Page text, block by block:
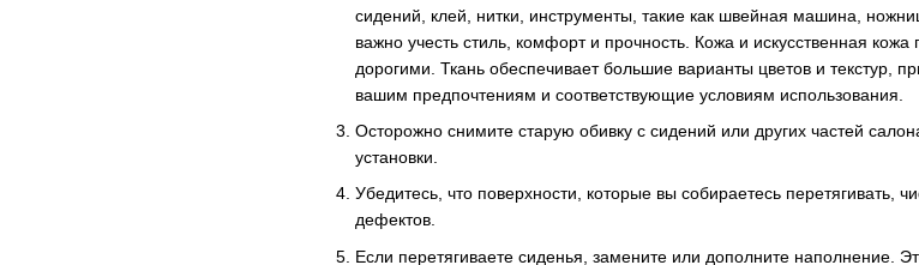
сидений, клей, нитки, инструменты, такие как швейная машина,
важно учесть стиль, комфорт и прочность. Кожа и искусственная
дорогими. Ткань обеспечивает большие варианты цветов и
вашим предпочтениям и соответствующие условиям использования.
Осторожно снимите старую обивку с сидений или других частей
установки.
Убедитесь, что поверхности, которые вы собираетесь
дефектов.
Если перетягиваете сиденья, замените или дополните наполнение.